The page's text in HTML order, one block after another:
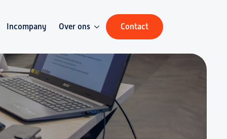
Incompany Over ons Contact